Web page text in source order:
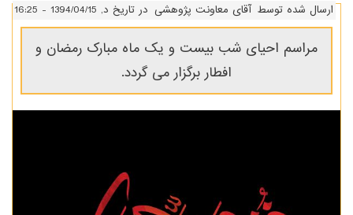
ارسال شده توسط آقای معاونت پژوهشی در تاریخ د, 1394/04/15 - 16:25
مراسم احیای شب بیست و یک ماه مبارک رمضان و
افطار برگزار می گردد.